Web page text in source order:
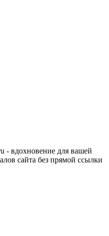
- вдохновение для вашей
сайта без прямой ссылки